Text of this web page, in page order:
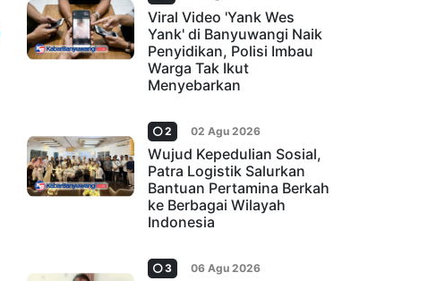
Viral Video 'Yank Wes
Yank' di Banyuwangi Naik
Penyidikan, Polisi Imbau
Warga Tak Ikut
Menyebarkan
2 02 Agu 2026
Wujud Kepedulian Sosial,
Patra Logistik Salurkan
Bantuan Pertamina Berkah
ke Berbagai Wilayah
Indonesia
3 06 Agu 2026